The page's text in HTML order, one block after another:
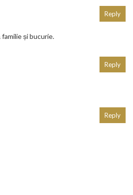
și bucurie.
Reply
Reply
Reply